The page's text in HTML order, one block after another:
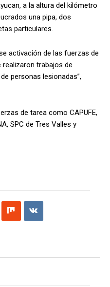
a la altura del kilómetro
una pipa, dos
particulares.
activación de las fuerzas de
trabajos de
personas lesionadas”,
de tarea como CAPUFE,
SPC de Tres Valles y